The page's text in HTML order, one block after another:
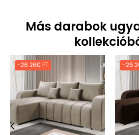
Más darabok
-26 260 FT -26